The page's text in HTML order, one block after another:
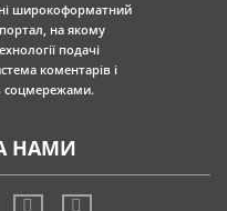
широкоформатний
на якому
подачі
коментарів і
соцмережами.
НАМИ